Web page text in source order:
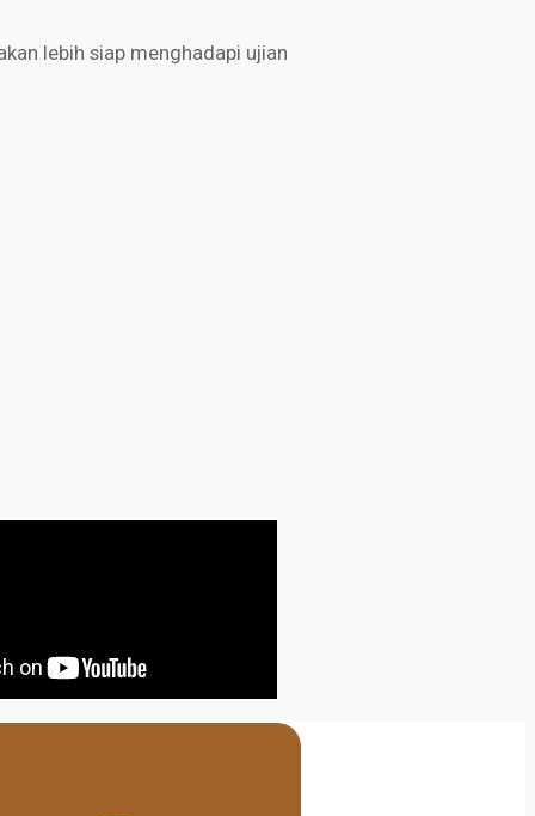
lebih siap menghadapi ujian